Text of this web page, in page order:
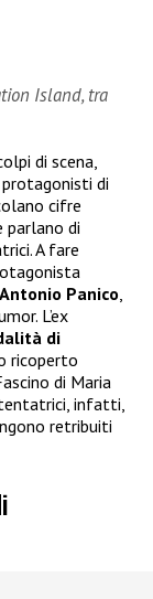
Island, tra
di scena,
di
cifre
parlano di
A fare
Antonio Panico
L’ex
di
ricoperto
di Maria
infatti,
retribuiti